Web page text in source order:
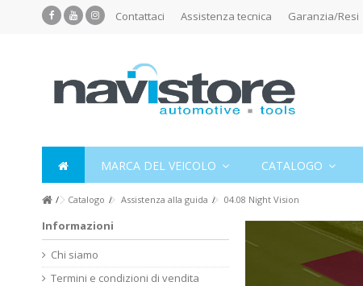
Contattaci Assistenza tecnica Garanzia/Resi
MARCA DEL VEICOLO CATALOGO
Catalogo Assistenza alla guida 04.08 Night Vision
Informazioni
Chi siamo
Termini e condizioni di vendita